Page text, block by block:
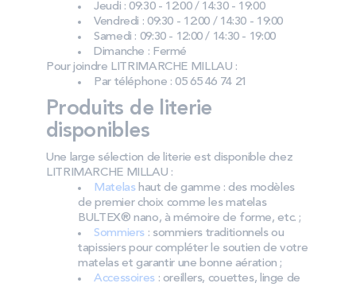
Jeudi : 09:30 - 12:00 / 14:30 - 19:00
Vendredi : 09:30 - 12:00 / 14:30 - 19:00
Samedi : 09:30 - 12:00 / 14:30 - 19:00
Dimanche : Fermé
Pour joindre LITRIMARCHE MILLAU :
Par téléphone : 05 65 46 74 21
Produits de literie
disponibles
Une large sélection de literie est disponible chez
LITRIMARCHE MILLAU :
Matelashaut de gamme : des modèles
de premier choix comme les matelas
BULTEX® nano, à mémoire de forme, etc. ;
Sommiers : sommiers traditionnels ou
tapissiers pour compléter le soutien de votre
matelas et garantir une bonne aération ;
Accessoires: oreillers, couettes, linge de